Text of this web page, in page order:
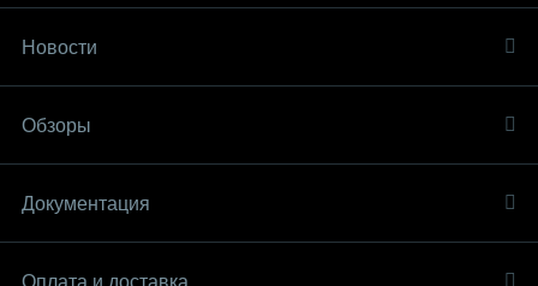
Новости
Обзоры
Документация
Оплата и доставка